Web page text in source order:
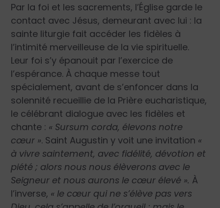
Par la foi et les sacrements, l’Église garde le
contact avec Jésus, demeurant avec lui : la
sainte liturgie fait accéder les fidèles à
l’intimité merveilleuse de la vie spirituelle.
Leur foi s’y épanouit par l’exercice de
l’espérance. À chaque messe tout
spécialement, avant de s’enfoncer dans la
solennité recueillie de la Prière eucharistique,
le célébrant dialogue avec les fidèles et
chante : « Sursum corda, élevons notre
cœur ». Saint Augustin y voit une invitation «
à vivre saintement, avec fidélité, dévotion et
piété ; alors nous nous élèverons avec le
Seigneur et nous aurons le cœur élevé ». À
l’inverse, « le cœur qui ne s’élève pas vers